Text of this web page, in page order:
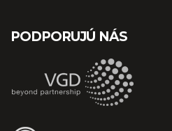
PODPORUJÚ NÁS